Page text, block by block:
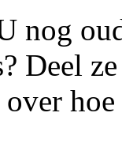
nog
Deel
over